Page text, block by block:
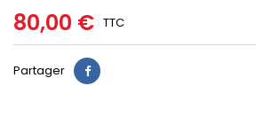
80,00 € TTC
Partager